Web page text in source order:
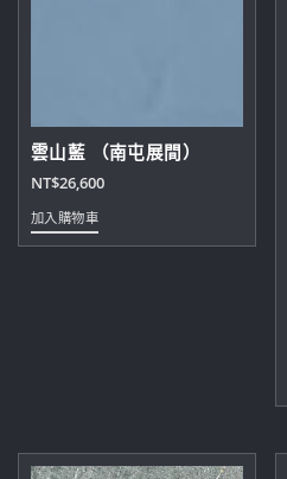
雲山藍 （南屯展間）
NT$26,600
加入購物車